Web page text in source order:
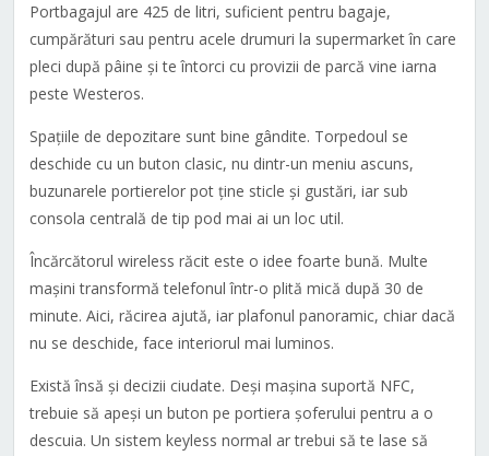
Portbagajul are 425 de litri, suficient pentru bagaje,
cumpărături sau pentru acele drumuri la supermarket în care
pleci după pâine și te întorci cu provizii de parcă vine iarna
peste Westeros.
Spațiile de depozitare sunt bine gândite. Torpedoul se
deschide cu un buton clasic, nu dintr-un meniu ascuns,
buzunarele portierelor pot ține sticle și gustări, iar sub
consola centrală de tip pod mai ai un loc util.
Încărcătorul wireless răcit este o idee foarte bună. Multe
mașini transformă telefonul într-o plită mică după 30 de
minute. Aici, răcirea ajută, iar plafonul panoramic, chiar dacă
nu se deschide, face interiorul mai luminos.
Există însă și decizii ciudate. Deși mașina suportă NFC,
trebuie să apeși un buton pe portiera șoferului pentru a o
descuia. Un sistem keyless normal ar trebui să te lase să